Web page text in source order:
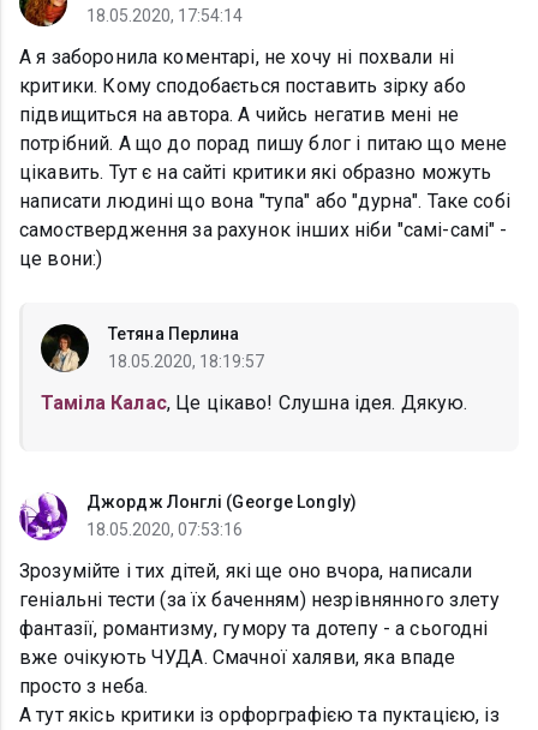
18.05.2020, 17:54:14
А я заборонила коментарі, не хочу ні похвали ні
критики. Кому сподобається поставить зірку або
підвищиться на автора. А чийсь негатив мені не
потрібний. А що до порад пишу блог і питаю що мене
цікавить. Тут є на сайті критики які образно можуть
написати людині що вона "тупа" або "дурна". Таке собі
самоствердження за рахунок інших ніби "самі-самі" -
це вони:)
Тетяна Перлина
18.05.2020, 18:19:57
Таміла Калас, Це цікаво! Слушна ідея. Дякую.
Джордж Лонглі (George Longly)
18.05.2020, 07:53:16
Зрозумійте і тих дітей, які ще оно вчора, написали
геніальні тести (за їх баченням) незрівнянного злету
фантазії, романтизму, гумору та дотепу - а сьогодні
вже очікують ЧУДА. Смачної халяви, яка впаде
просто з неба.
А тут якісь критики із орфорграфією та пуктацією, із